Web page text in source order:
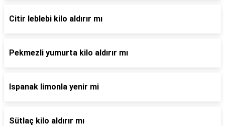
Citir leblebi kilo aldırır mı
Pekmezli yumurta kilo aldırır mı
Ispanak limonla yenir mi
Sütlaç kilo aldırır mı